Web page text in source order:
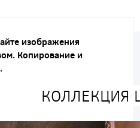
изображения
Копирование и
КОЛЛЕКЦИЯ